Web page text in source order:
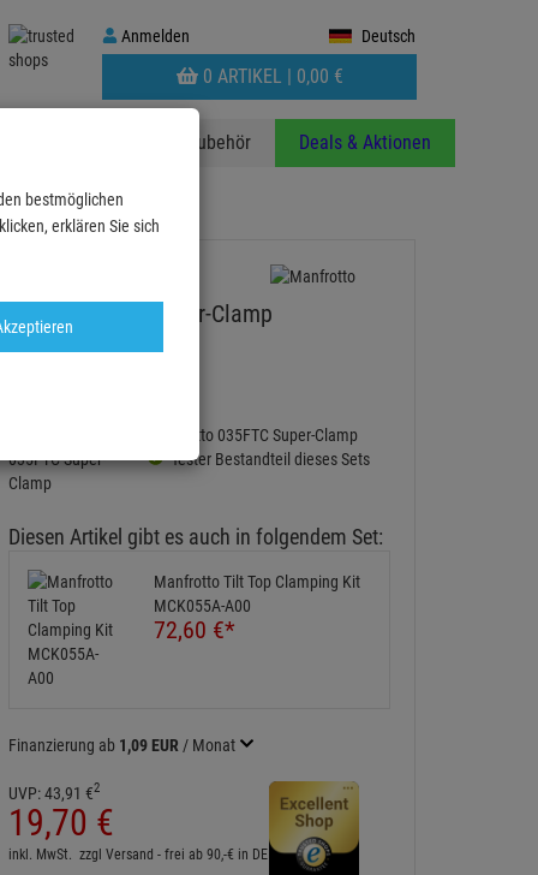
Anmelden
Anmelden Deutsch
WARENKORB
AUFKLAPPEN
0 ARTIKEL | 0,00 €
Zubehör Deals & Aktionen
Manfrotto 035 Super-Clamp
Artikel-Nummer:
Manfrotto 035FTC Super-Clamp
fester Bestandteil dieses Sets
Diesen Artikel gibt es auch in folgendem Set:
Manfrotto Tilt Top Clamping Kit
MCK055A-A00
72,60 €*
Finanzierung ab 1,09 EUR / Monat
UVP:43,91 €2
19,70 €
inkl. MwSt. zzgl Versand - frei ab 90,-€ in DE
bestmöglichen
erklären Sie sich